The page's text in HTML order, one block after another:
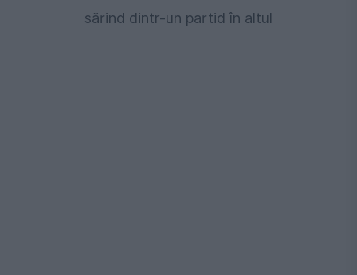
sărind dintr-un partid în altul